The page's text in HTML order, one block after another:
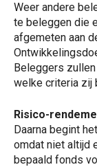
Weer andere
te beleggen die
afgemeten aan
Beleggers
welke criteria zij
Risico-
Daarna begint
omdat niet altijd
bepaald fonds